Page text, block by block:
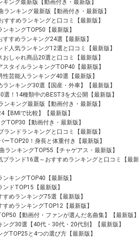
キング最新版【動画付き・最新版】
ンキング最新版【動画付き・最新版】
すめランキングと口コミ【最新版】
キングTOP50【最新版】
すすめランキング24選【最新版】
人気ランキング12選と口コミ【最新版】
しゃれ商品20選と口コミ【最新版】
タイルランキングTOP40【最新版】
芸能人ランキング40選【最新版】
ンキング30選【国産・外車】【最新版】
！14種類中のBEST3を大公開【最新版】
キング最新版【動画付き・最新版】
BMIで比較】【最新版】
TOP30【動画付き・最新版】
ンドランキングと口コミ【最新版】
TOP20！身長と体重付き【最新版】
ランキングTOP55【チャゲアス・最新版】
ブランド16選～おすすめランキングと口コミ【最新
キングTOP40【最新版】
ドTOP15【最新版】
めランキング75選【最新版】
めランキングTOP12【最新版】
【動画付・ファンが選んだ名曲集】【最新版】
グ30選【40代・30代・20代別】【最新版】
TOP25と4つの選び方【最新版】